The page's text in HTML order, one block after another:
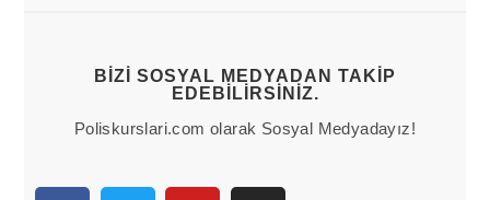
BIZI SOSYAL MEDYADAN TAKIP
EDEBILIRSINIZ.
Poliskurslari.com olarak Sosyal Medyadayız!